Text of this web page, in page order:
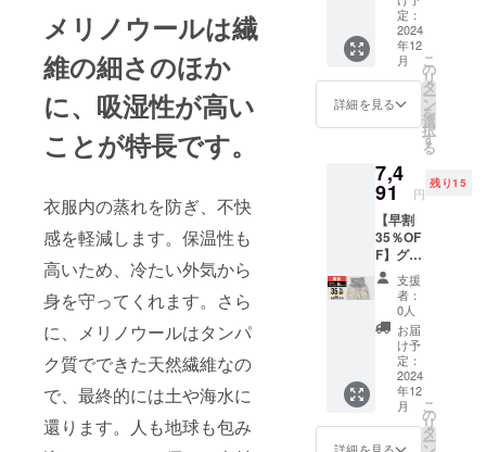
メリノウールは繊
維の細さのほか
に、吸湿性が高い
ことが特長です。
衣服内の蒸れを防ぎ、不快
感を軽減します。保温性も
高いため、冷たい外気から
身を守ってくれます。さら
に、メリノウールはタンパ
ク質でできた天然繊維なの
で、最終的には土や海水に
還ります。人も地球も包み
上の都
合等に
より出
荷時期
が遅れ
があり
ます。
す。 ※
デザイ
ン・仕
様は一
になる
可能性
す。ご
了承く
ださ
い。 ※
ご注文
状況、
使用部
品の供
給状
況、製
造工程
上の都
合等に
より出
荷時期
格が販
売予定
価格よ
り下が
る可能
性がご
ン・仕
様は一
部変更
になる
可能性
もござ
いま
す。ご
了承く
ださ
い。 ※
ご注文
状況、
使用部
品の供
35％OF
F]
7,491
円 (税/
送料
770円
年12月
26日発
送予定
※皆様の
ご支援
により
量産効
率が向
上した
場合、
正規品
販売価
格が販
売予定
価格よ
り下が
15名
様】 腹
巻き付
きス
ウェッ
トパン
ツ：グ
レー
ジュ × L
サイズ
× 1枚 先
着15名
様 一般
販売予
定価
格
11,110
円 (税/
送料
770円
込) [早
35％OF
F]
7,491
定：
2024
年12
月
詳細を見る
こ
の
リ
タ
ー
ン
を
選
択
す
る
7,4
91 円
残り15
【早割
35％OF
F】グ
レー
ベー
ジュ ×
XLサイ
ズ【先
着15名
様】 腹
巻き付
きス
ウェッ
トパン
支援
者：
0人
お届
け予
定：
2024
年12
月
こ
の
リ
タ
ー